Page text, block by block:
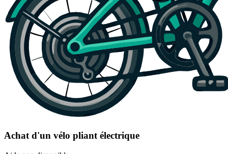
Achat d'un vélo pliant électrique